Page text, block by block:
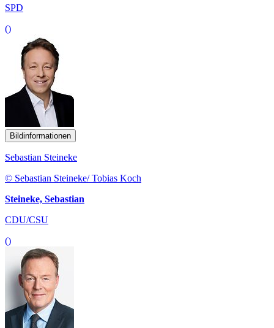
SPD
()
Bildinformationen
Sebastian Steineke
© Sebastian Steineke/ Tobias Koch
Steineke, Sebastian
CDU/CSU
()